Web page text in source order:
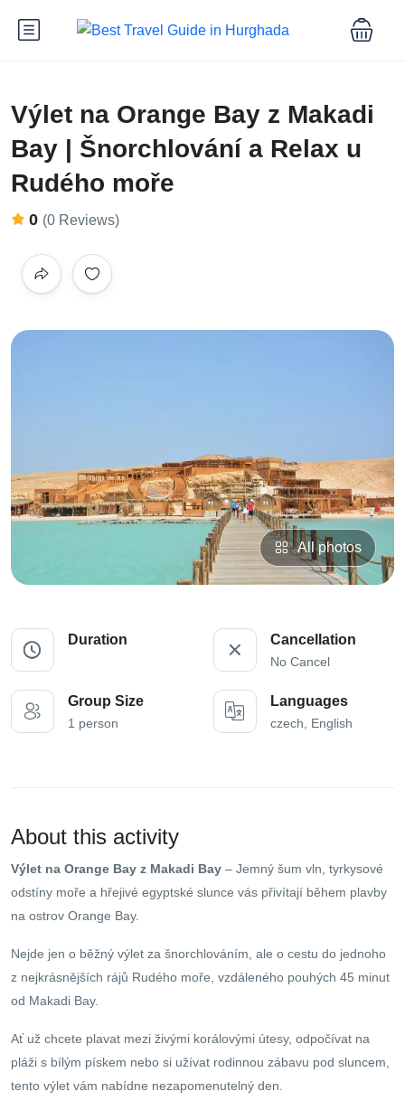
Výlet na Orange Bay z Makadi
Bay | Šnorchlování a Relax u
Rudého moře
0 (0 Reviews)
All photos
Duration Cancellation
No Cancel
Group Size
1 person
Languages
czech, English
About this activity
Výlet na Orange Bay z Makadi Bay – Jemný šum vln, tyrkysové
odstíny moře a hřejivé egyptské slunce vás přivítají během plavby
na ostrov Orange Bay.
Nejde jen o běžný výlet za šnorchlováním, ale o cestu do jednoho
z nejkrásnějších rájů Rudého moře, vzdáleného pouhých 45 minut
od Makadi Bay.
Ať už chcete plavat mezi živými korálovými útesy, odpočívat na
pláži s bílým pískem nebo si užívat rodinnou zábavu pod sluncem,
tento výlet vám nabídne nezapomenutelný den.